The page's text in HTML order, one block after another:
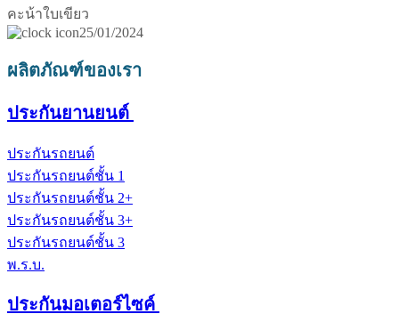
คะน้าใบเขียว
25/01/2024
ผลิตภัณฑ์ของเรา
ประกันยานยนต์
ประกันรถยนต์
ประกันรถยนต์ชั้น 1
ประกันรถยนต์ชั้น 2+
ประกันรถยนต์ชั้น 3+
ประกันรถยนต์ชั้น 3
พ.ร.บ.
ประกันมอเตอร์ไซค์